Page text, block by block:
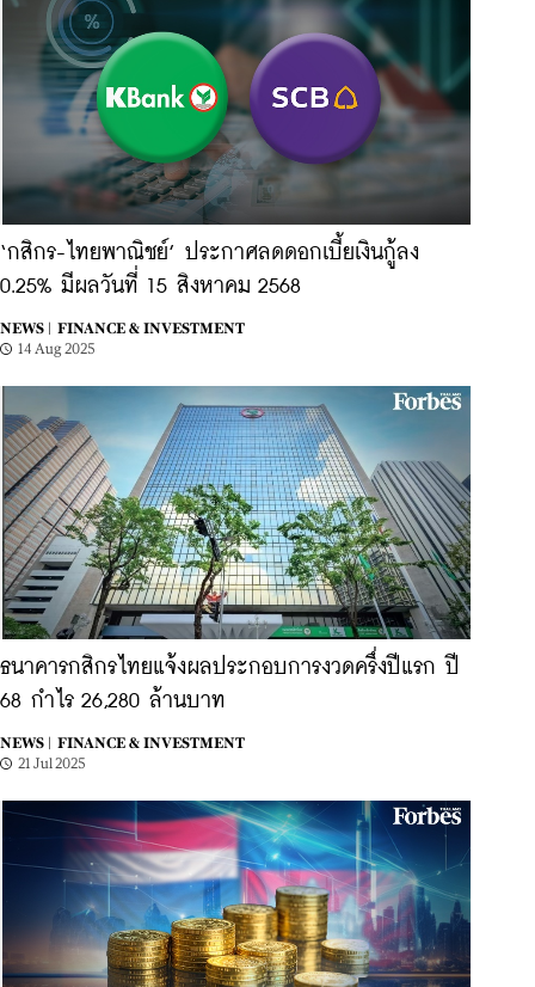
‘กสิกร-ไทยพาณิชย์’ ประกาศลดดอกเบี้ยเงินกู้ลง
0.25% มีผลวันที่ 15 สิงหาคม 2568
NEWS |
FINANCE & INVESTMENT
14 Aug 2025
ธนาคารกสิกรไทยแจ้งผลประกอบการงวดครึ่งปีแรก ปี
68 กำไร 26,280 ล้านบาท
NEWS |
FINANCE & INVESTMENT
21 Jul 2025